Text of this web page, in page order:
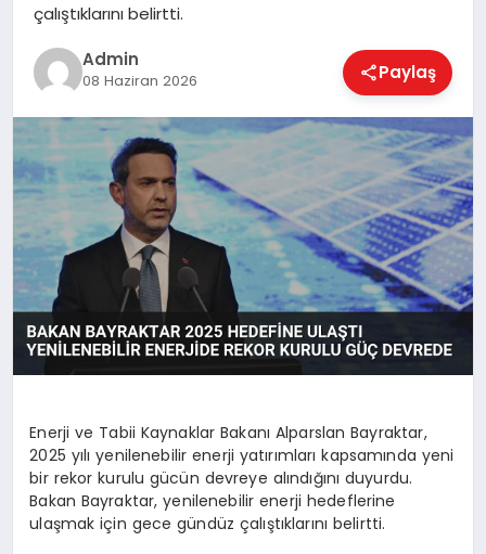
MAGAZIN
SAĞLIK
SPOR
TEKNOLOJI
çalıştıklarını belirtti.
Admin
08 Haziran 2026 Paylaş
Enerji ve Tabii Kaynaklar Bakanı Alparslan Bayraktar,
2025 yılı yenilenebilir enerji yatırımları kapsamında yeni
bir rekor kurulu gücün devreye alındığını duyurdu.
Bakan Bayraktar, yenilenebilir enerji hedeflerine
ulaşmak için gece gündüz çalıştıklarını belirtti.